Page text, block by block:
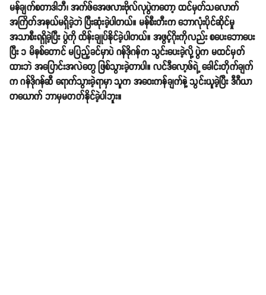
မန်ချက်စတာဒါဘီ၊ အက်ဖ်အေဖလားဗိုလ်လုပွဲကတော့ ထင်မှတ်သလောက်
အကြိတ်အနယ်မရှိခဲ့ဘဲ ပြီးဆုံးခဲ့ပါတယ်။ မန်စီးတီးက ဘောလုံးပိုင်ဆိုင်မှု
အသာစီးရရှိခဲ့ပြီး ပွဲကို ထိန်းချုပ်နိုင်ခဲ့ပါတယ်။ အဖွင့်ဂိုးကိုလည်း စပေးဘောပေး
ပြီး ၁ မိနစ်တောင် မပြည့်ခင်မှာပဲ ဂန်ဒိုဂန်က သွင်းပေးခဲ့လို့ ပွဲက မထင်မှတ်
ထားဘဲ အပြောင်းအလဲတွေ ဖြစ်သွားခဲ့တာပါ။ လင်ဒီလော့ဖ်ရဲ့ ခေါင်းတိုက်ချက်
က ဂန်ဒိုဂန်ဆီ ရောက်သွားခဲ့ရာမှာ သူက အဝေးကန်ချက်နဲ့ သွင်းယူခဲ့ပြီး ဒီဂီယာ
တယောက် ဘာမှမတတ်နိုင်ခဲ့ပါဘူး။